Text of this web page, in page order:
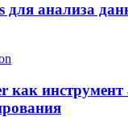
для анализа
как